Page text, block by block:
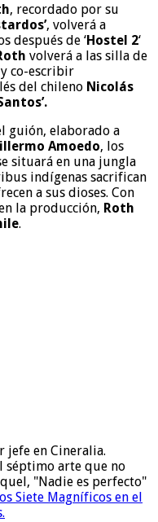
, recordado por su
, volverá a
después de ‘Hostel 2‘
volverá a las silla de
co-escribir
del chileno Nicolás
guión, elaborado a
Amoedo, los
situará en una jungla
indígenas sacrifican
a sus dioses. Con
la producción, Roth
.
jefe en Cineralia.
séptimo arte que no
"Nadie es perfecto"
Siete Magníficos en el